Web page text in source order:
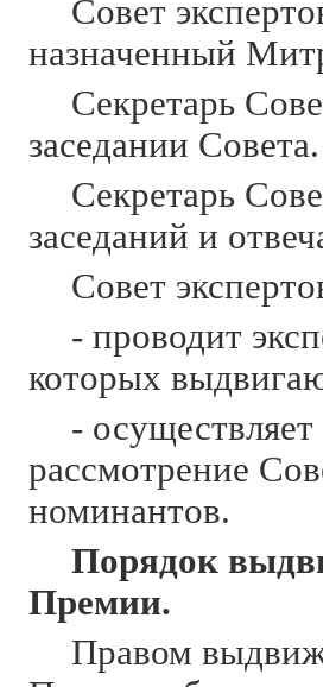
Совет
назначенный
Секретарь
заседании Совета.
Секретарь
заседаний и
Совет
- проводит
которых
-
рассмотрение
номинантов.
Порядок
Премии.
Правом